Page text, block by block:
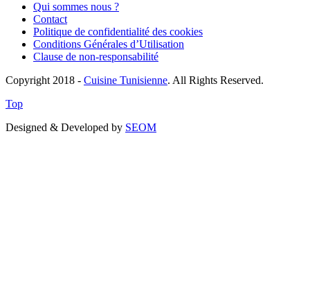
Qui sommes nous ?
Contact
Politique de confidentialité des cookies
Conditions Générales d’Utilisation
Clause de non-responsabilité
Copyright 2018 - Cuisine Tunisienne. All Rights Reserved.
Top
Designed & Developed by SEOM